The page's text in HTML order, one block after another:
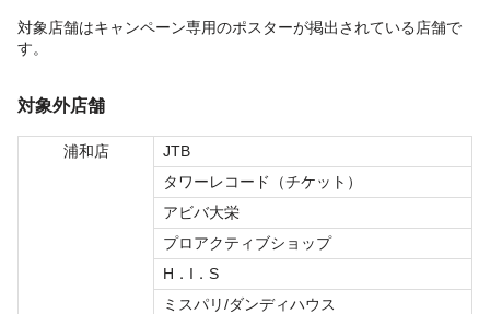
対象店舗はキャンペーン専用のポスターが掲出されている店舗で
す。
対象外店舗
浦和店
JTB
タワーレコード（チケット）
アビバ大栄
プロアクティブショップ
H．I．S
ミスパリ/ダンディハウス